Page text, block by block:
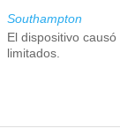
Southampton
El dispositivo
limitados.